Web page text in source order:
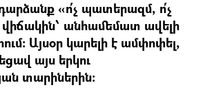
«ո՛չ պատերազմ, ո՛չ
վիճակին՝ անհամեմատ ավելի
Այսօր կարելի է ամփոփել,
այս երկու
տարիներին։